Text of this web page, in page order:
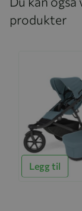
produkter
Legg til